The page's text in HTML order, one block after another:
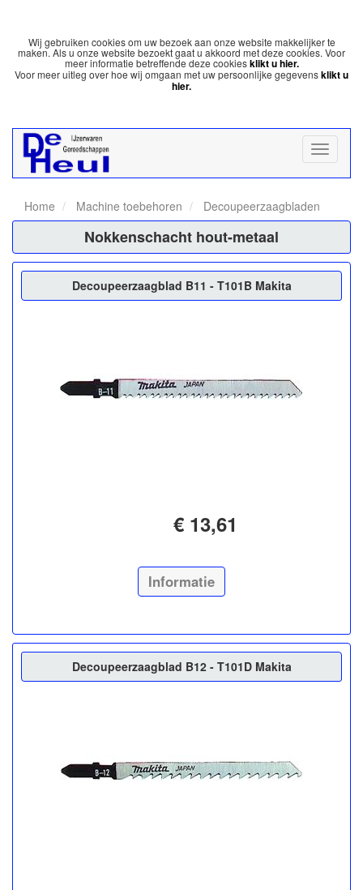
Wij gebruiken cookies om uw bezoek aan onze website makkelijker te
maken. Als u onze website bezoekt gaat u akkoord met deze cookies. Voor
meer informatie betreffende deze cookiesklikt u hier.
Voor meer uitleg over hoe wij omgaan met uw persoonlijke gegevensklikt u
hier.
Home Machine toebehoren Decoupeerzaagbladen
Nokkenschacht hout-metaal
Decoupeerzaagblad B11 - T101B Makita
€ 13,61
Informatie
Decoupeerzaagblad B12 - T101D Makita